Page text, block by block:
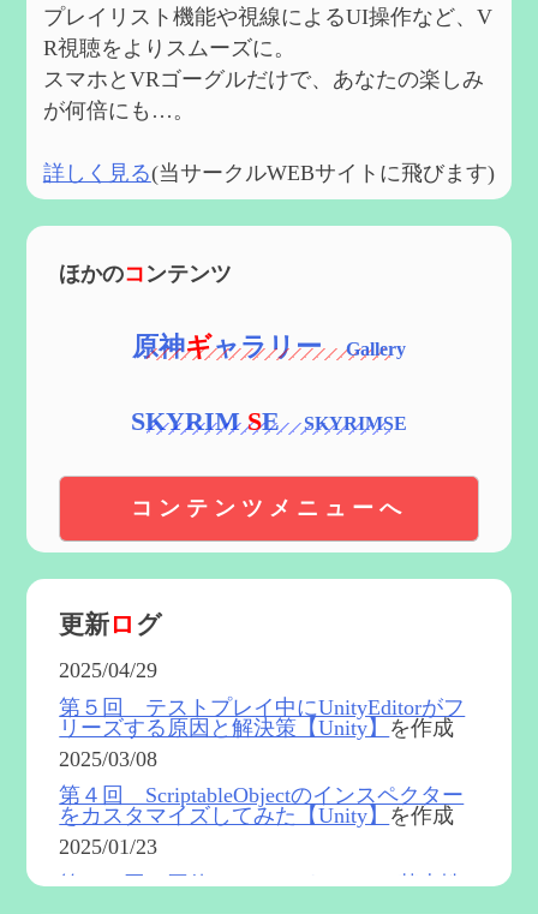
プレイリスト機能や視線によるUI操作など、V
R視聴をよりスムーズに。
スマホとVRゴーグルだけで、あなたの楽しみ
が何倍にも…。
詳しく見る(当サークルWEBサイトに飛びます)
ほかのコ ンテンツ
原神ギャラリー
SKYRIMSE
コンテンツメニューへ
更新ロ グ
2025/04/29
第５回 テストプレイ中にUnityEditorがフ
リーズする原因と解決策【Unity】 を作成
2025/03/08
第４回 ScriptableObjectのインスペクター
をカスタマイズしてみた【Unity】 を作成
2025/01/23
第５４回 召使(アルレッキーノ)の基本性